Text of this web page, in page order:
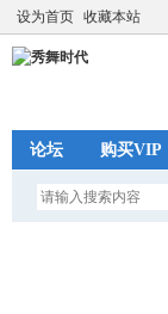
设为首页 收藏本站
论坛 购买VIP